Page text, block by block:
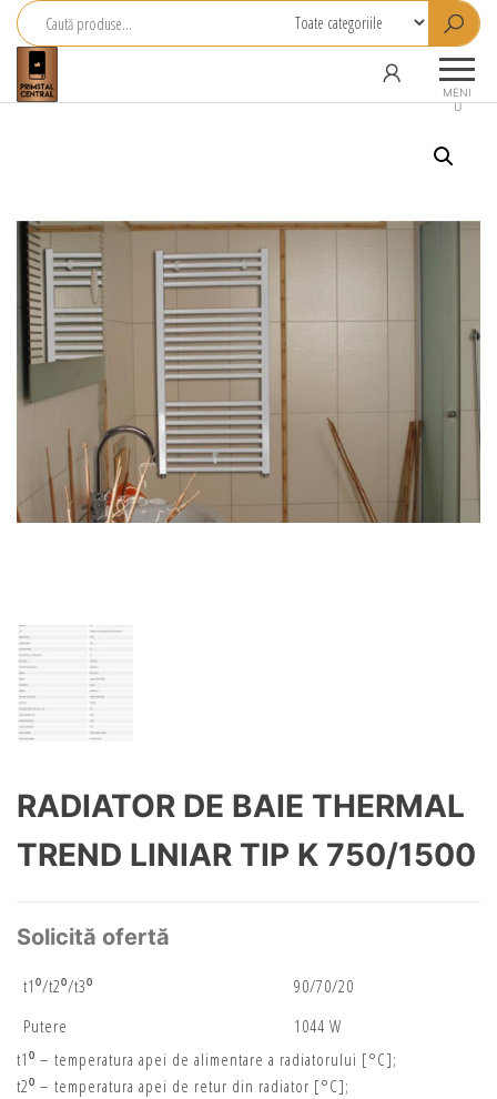
Central
MENI
U
RADIATOR DE BAIE THERMAL
TREND LINIAR TIP K 750/1500
Solicită ofertă
t1⁰/t2⁰/t3⁰
90/70/20
Putere
1044 W
t1⁰ – temperatura apei de alimentare a radiatorului [°C];
t2⁰ – temperatura apei de retur din radiator [°C];